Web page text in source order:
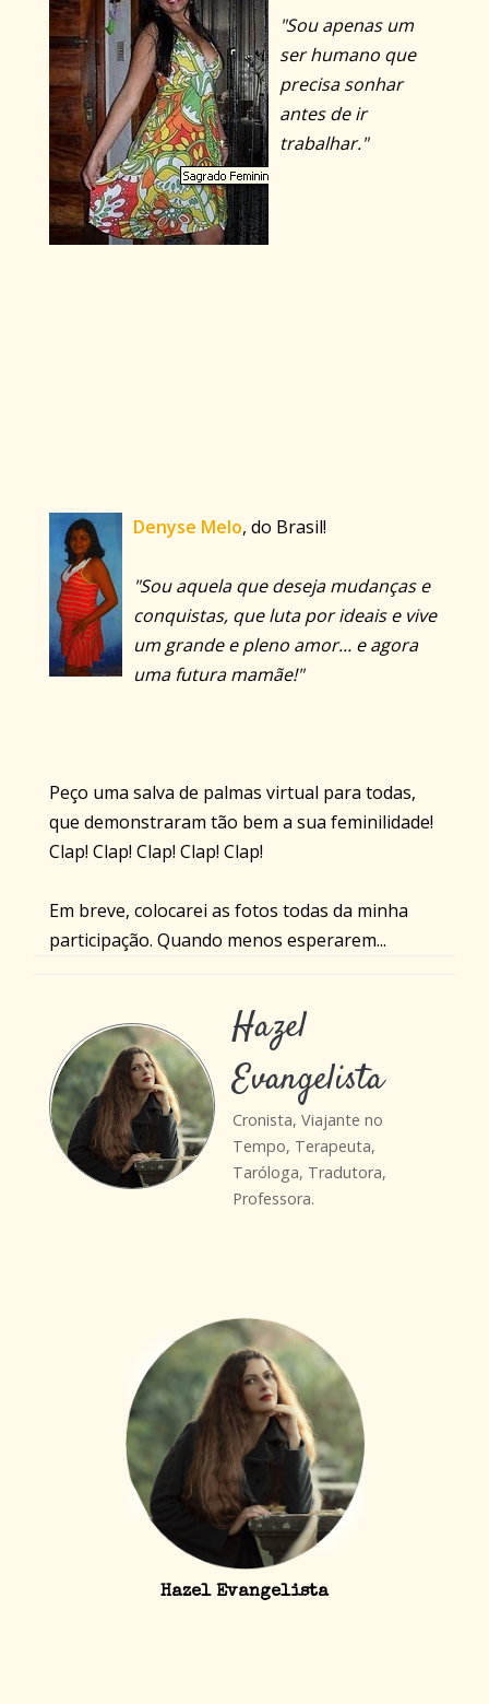
"Sou apenas um
ser humano que
precisa sonhar
antes de ir
trabalhar."
Denyse Melo, do Brasil!
"Sou aquela que deseja mudanças e
conquistas, que luta por ideais e vive
um grande e pleno amor... e agora
uma futura mamãe!"
Peço uma salva de palmas virtual para todas,
que demonstraram tão bem a sua feminilidade!
Clap! Clap! Clap! Clap! Clap!
Em breve, colocarei as fotos todas da minha
participação. Quando menos esperarem...
Hazel
Evangelista
Cronista, Viajante no
Tempo, Terapeuta,
Taróloga, Tradutora,
Professora.
Hazel Evangelista